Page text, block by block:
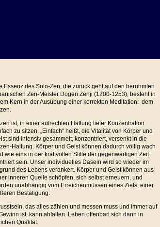
Essenz des Soto-Zen, die zurück geht auf den berühmten
Zen-Meister Dogen Zenji (1200-1253), besteht in
Kern in der Ausübung einer korrekten Meditation: dem
ist, in einer aufrechten Haltung tiefer Konzentration
zu sitzen. „Einfach“ heißt, die Vitalität von Körper und
sind intensiv gesammelt, konzentriert, versenkt in die
Haltung. Körper und Geist können dadurch völlig wach
wie eins in der kraftvollen Stille der gegenwärtigen Zeit
sein. Unser individuelles Dasein wird so wieder im
des Lebens verankert. Körper und Geist können aus
inneren Quelle schöpfen, sich selbst erneuern, und
unabhängig vom Erreichenmüssen eines Ziels, einer
Bestätigung.
das alles zählen und messen muss und immer auf
ist, kann abfallen. Leben offenbart sich dann in
Qualität.